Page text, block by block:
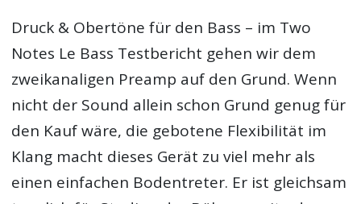
Druck & Obertöne für den Bass – im Two
Notes Le Bass Testbericht gehen wir dem
zweikanaligen Preamp auf den Grund. Wenn
nicht der Sound allein schon Grund genug für
den Kauf wäre, die gebotene Flexibilität im
Klang macht dieses Gerät zu viel mehr als
einen einfachen Bodentreter. Er ist gleichsam